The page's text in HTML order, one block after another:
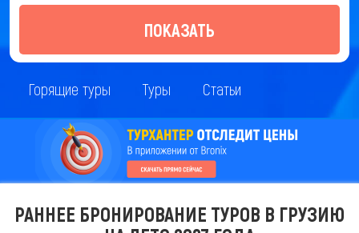
ПОКАЗАТЬ
Горящие туры Туры Статьи
РАННЕЕ БРОНИРОВАНИЕ ТУРОВ В ГРУЗИЮ